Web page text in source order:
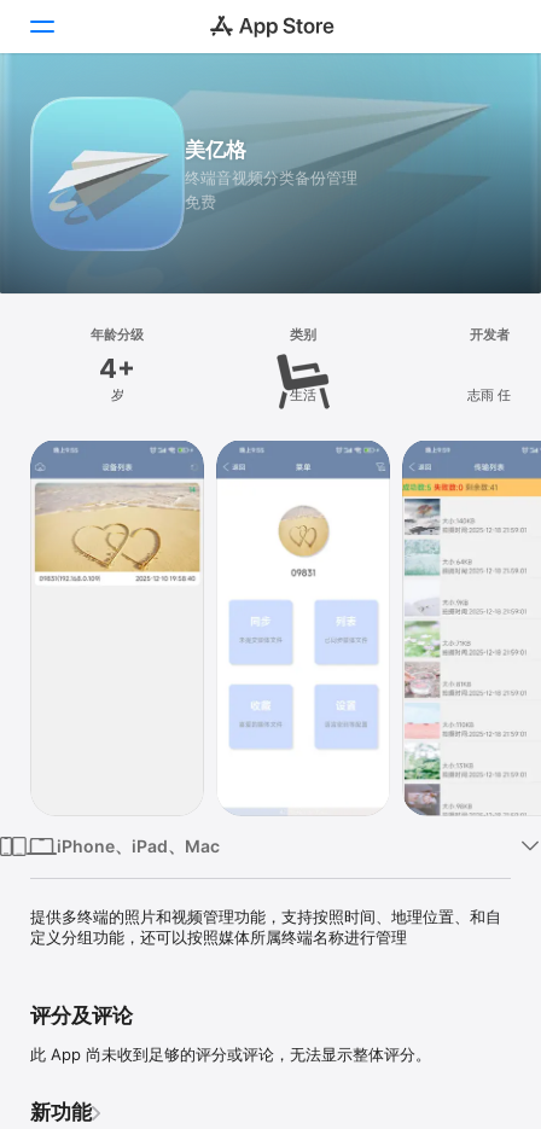
游戏
App
Vision
Watch
美亿格
终端音视频分类备份管理
免费
年龄分级
4+
岁
类别
生活
开发者
志雨 任
iPhone、iPad、Mac
提供多终端的照片和视频管理功能，支持按照时间、地理位置、和自
定义分组功能，还可以按照媒体所属终端名称进行管理
评分及评论
此 App 尚未收到足够的评分或评论，无法显示整体评分。
新功能